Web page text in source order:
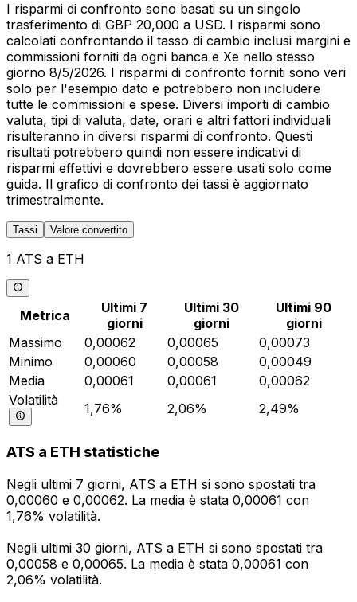
I risparmi di confronto sono basati su un singolo
trasferimento di GBP 20,000 a USD. I risparmi sono
calcolati confrontando il tasso di cambio inclusi margini e
commissioni forniti da ogni banca e Xe nello stesso
giorno 8/5/2026. I risparmi di confronto forniti sono veri
solo per l'esempio dato e potrebbero non includere
tutte le commissioni e spese. Diversi importi di cambio
valuta, tipi di valuta, date, orari e altri fattori individuali
risulteranno in diversi risparmi di confronto. Questi
risultati potrebbero quindi non essere indicativi di
risparmi effettivi e dovrebbero essere usati solo come
guida. Il grafico di confronto dei tassi è aggiornato
trimestralmente.
Tassi Valore convertito
1 ATS a ETH
Metrica
Ultimi 7
giorni
Ultimi 30
giorni
Ultimi 90
giorni
Massimo
0,00062 0,00065
0,00073
Minimo
0,00060 0,00058
0,00049
Media
0,00061 0,00061
0,00062
Volatilità
1,76% 2,06% 2,49%
ATS a ETH statistiche
Negli ultimi 7 giorni, ATS a ETH si sono spostati tra
0,00060 e 0,00062. La media è stata 0,00061 con
1,76% volatilità.
Negli ultimi 30 giorni, ATS a ETH si sono spostati tra
0,00058 e 0,00065. La media è stata 0,00061 con
2,06% volatilità.